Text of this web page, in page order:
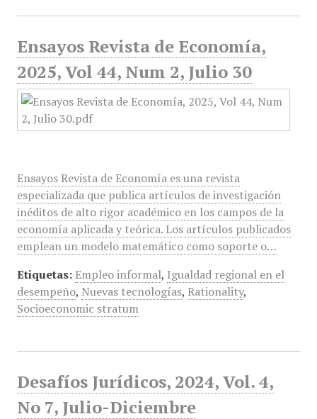
Ensayos Revista de Economía,
2025, Vol 44, Num 2, Julio 30
Ensayos Revista de Economía es una revista
especializada que publica artículos de investigación
inéditos de alto rigor académico en los campos de la
economía aplicada y teórica. Los artículos publicados
emplean un modelo matemático como soporte o…
Etiquetas: Empleo informal, Igualdad regional en el
desempeño, Nuevas tecnologías, Rationality,
Socioeconomic stratum
Desafíos Jurídicos, 2024, Vol. 4,
No 7, Julio-Diciembre